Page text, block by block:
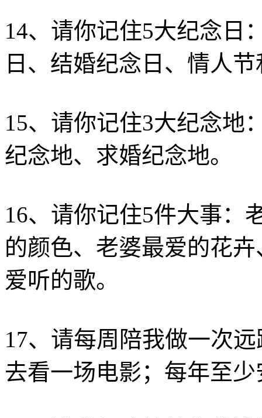
14、请你记住5大纪念日
日、结婚纪念日、情人
15、请你记住3大纪念地
纪念地、求婚纪念地。
16、请你记住5件大事：
的颜色、老婆最爱的花
爱听的歌。
17、请每周陪我做一次
去看一场电影；每年至